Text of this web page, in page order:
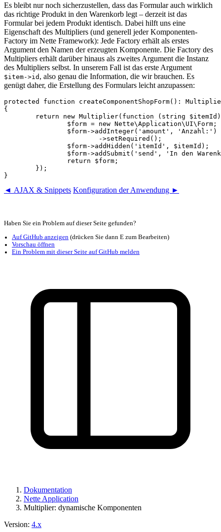
Es bleibt nur noch sicherzustellen, dass das Formular auch wirklich
das richtige Produkt in den Warenkorb legt – derzeit ist das
Formular bei jedem Produkt identisch. Dabei hilft uns eine
Eigenschaft des Multipliers (und generell jeder Komponenten-
Factory im Nette Framework): Jede Factory erhält als erstes
Argument den Namen der erzeugten Komponente. Die Factory des
Multipliers erhält darüber hinaus als zweites Argument die Instanz
des Multipliers selbst. In unserem Fall ist das erste Argument
$item->id , also genau die Information, die wir brauchen. Es
genügt daher, die Erstellung des Formulars leicht anzupassen:
protected function createComponentShopForm():
{
◄ AJAX & Snippets Konfiguration der Anwendung ►
Auf GitHub anzeigen
(drücken Sie dann E zum Bearbeiten)
Vorschau öffnen
Dokumentation
Nette Application
Multiplier: dynamische Komponenten
Version: 4.x